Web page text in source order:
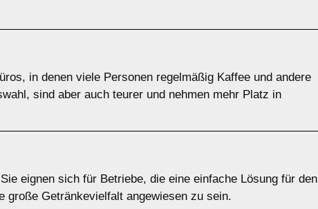
in denen viele Personen regelmäßig Kaffee und andere
sind aber auch teurer und nehmen mehr Platz in
eignen sich für Betriebe, die eine einfache Lösung für den
große Getränkevielfalt angewiesen zu sein.